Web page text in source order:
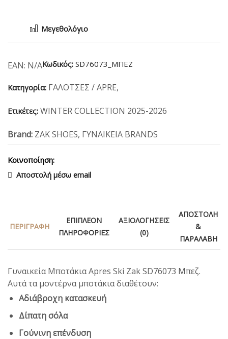
Μεγεθολόγιο
EAN: N/AΚωδικός: SD76073_ΜΠΕΖ
Κατηγορία: ΓΑΛΟΤΣΕΣ / APRE,
Ετικέτες: WINTER COLLECTION 2025-2026
Brand: ZAK SHOES, ΓΥΝΑΙΚΕΙΑ BRANDS
Κοινοποίηση:
Αποστολή μέσω email
ΠΕΡΙΓΡΑΦΉ
ΕΠΙΠΛΈΟΝ
ΠΛΗΡΟΦΟΡΊΕΣ
ΑΞΙΟΛΟΓΉΣΕΙΣ
(0)
ΑΠΟΣΤΟΛΉ
&
ΠΑΡΑΛΑΒΉ
Γυναικεία Μποτάκια Apres Ski Zak SD76073 Μπεζ.
Αυτά τα μοντέρνα μποτάκια διαθέτουν:
Αδιάβροχη κατασκευή
Δίπατη σόλα
Γούνινη επένδυση